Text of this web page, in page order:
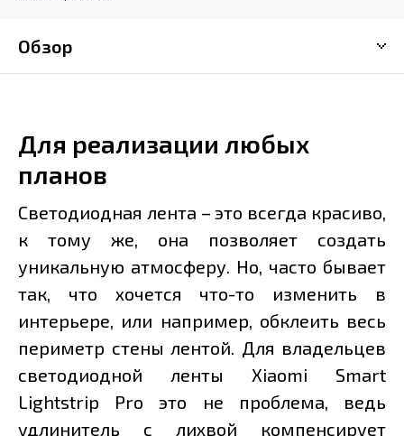
Обзор
Для реализации любых
планов
Светодиодная лента – это всегда красиво,
к тому же, она позволяет создать
уникальную атмосферу. Но, часто бывает
так, что хочется что-то изменить в
интерьере, или например, обклеить весь
периметр стены лентой. Для владельцев
светодиодной ленты Xiaomi Smart
Lightstrip Pro это не проблема, ведь
удлинитель с лихвой компенсирует